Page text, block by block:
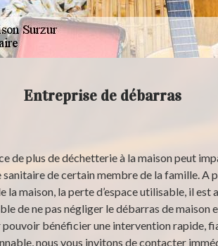
Entreprise de débarras
de plus de déchetterie à la maison peut
de certain membre de la famille. A
la maison, la perte d’espace utilisable, il est
de ne pas négliger le débarras de maison
pouvoir bénéficier une intervention rapide,
nous vous invitons de contacter